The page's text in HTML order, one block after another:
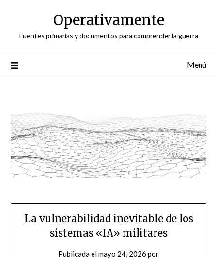
Operativamente
Fuentes primarias y documentos para comprender la guerra
Menú
La vulnerabilidad inevitable de los
sistemas «IA» militares
Publicada elmayo 24, 2026 por